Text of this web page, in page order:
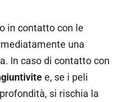
in contatto con le
una
In caso di contatto con
e, se i peli
si rischia la